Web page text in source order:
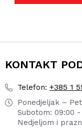
KONTAKT
Telefon: +385 1
Ponedjeljak –
Subotom: 09:00 -
Nedjeljom i